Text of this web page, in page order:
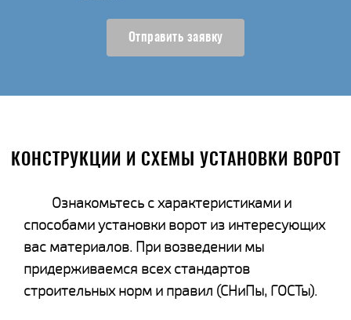
Отправить заявку
КОНСТРУКЦИИ И СХЕМЫ УСТАНОВКИ ВОРОТ
Ознакомьтесь с характеристиками и
способами установки ворот из интересующих
вас материалов. При возведении мы
придерживаемся всех стандартов
строительных норм и правил (СНиПы, ГОСТы).